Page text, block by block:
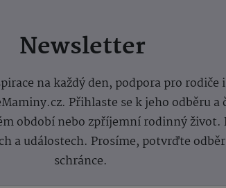
Newsletter
na každý den, podpora pro rodiče
Přihlaste se k jeho odběru
období nebo zpříjemní rodinný život.
a událostech. Prosíme, potvrďte
schránce.